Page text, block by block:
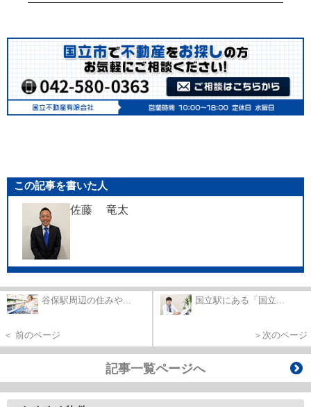
この記事を書いた人
佐藤 竜太
谷保駅周辺の住みや...
＜ 前のページ
国立駅にある「国立...
＞次のページ
記事一覧ページへ